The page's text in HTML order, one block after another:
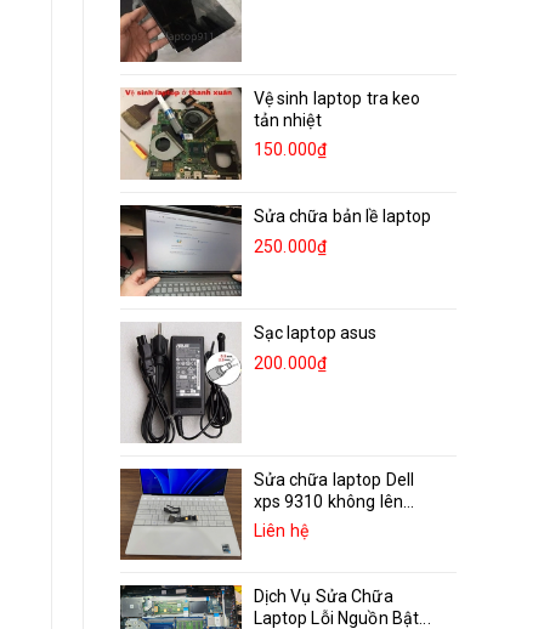
Vệ sinh laptop tra keo
tản nhiệt
150.000₫
Sửa chữa bản lề laptop
250.000₫
Sạc laptop asus
200.000₫
Sửa chữa laptop Dell
xps 9310 không lên...
Liên hệ
Dịch Vụ Sửa Chữa
Laptop Lỗi Nguồn Bật...